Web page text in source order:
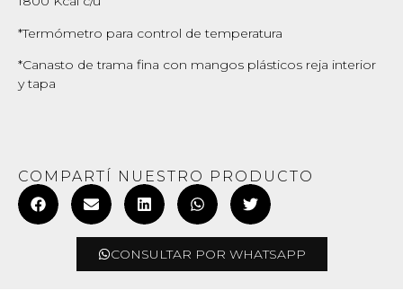
*Termómetro para control de temperatura
*Canasto de trama fina con mangos plásticos reja interior
y tapa
COMPARTÍ NUESTRO PRODUCTO
CONSULTAR POR WHATSAPP